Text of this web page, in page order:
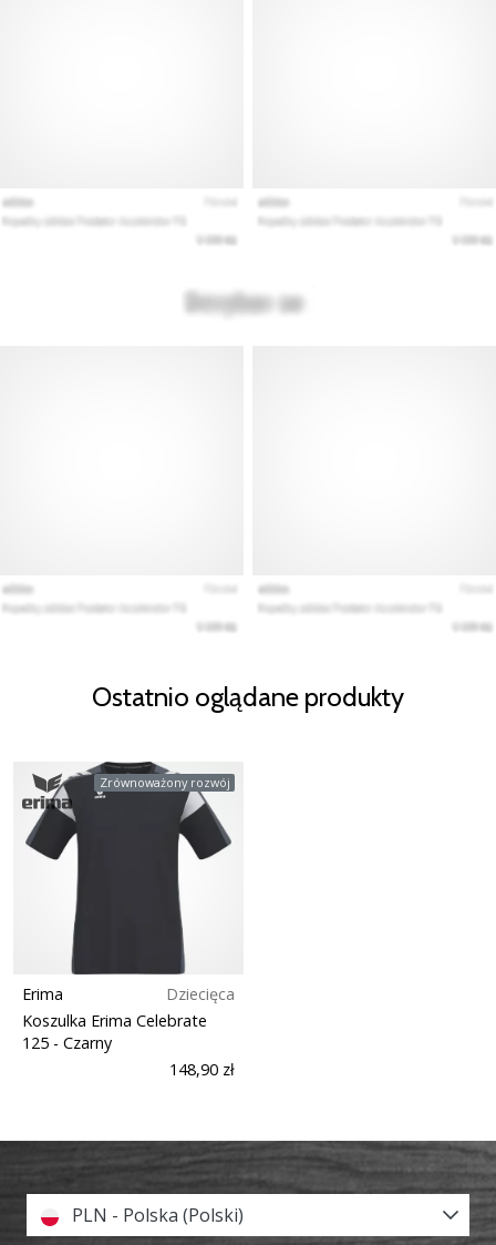
Ostatnio oglądane produkty
Zrównoważony rozwój
Erima
Dziecięca
Koszulka Erima Celebrate
125 - Czarny
148,90 zł
PLN - Polska (Polski)